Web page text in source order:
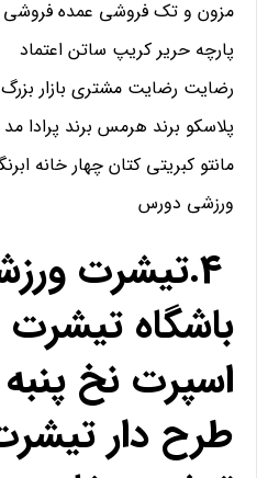
پارچه حریر کریپ ساتن اعتماد
رضایت رضایت مشتری بازار بزرگ
پلاسکو برند هرمس برند پرادا مد
مانتو کبریتی کتان چهار خانه
ورزشی دورس
4.تیشرت
باشگاه
اسپرت نخ
طرح دار